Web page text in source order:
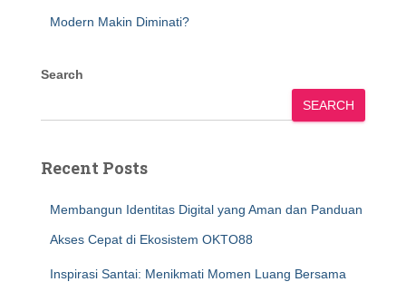
Modern Makin Diminati?
Search
SEARCH
Recent Posts
Membangun Identitas Digital yang Aman dan Panduan
Akses Cepat di Ekosistem OKTO88
Inspirasi Santai: Menikmati Momen Luang Bersama